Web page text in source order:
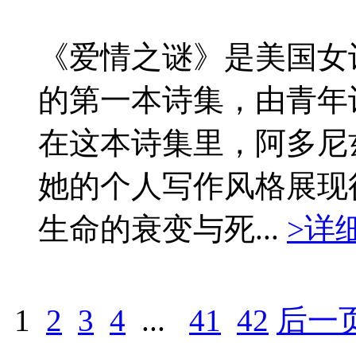
《爱情之谜》是美国
的第一本诗集，由青
在这本诗集里，阿多
她的个人写作风格展
生命的衰变与死... >详
1 2 3 4 ... 41 42 后一